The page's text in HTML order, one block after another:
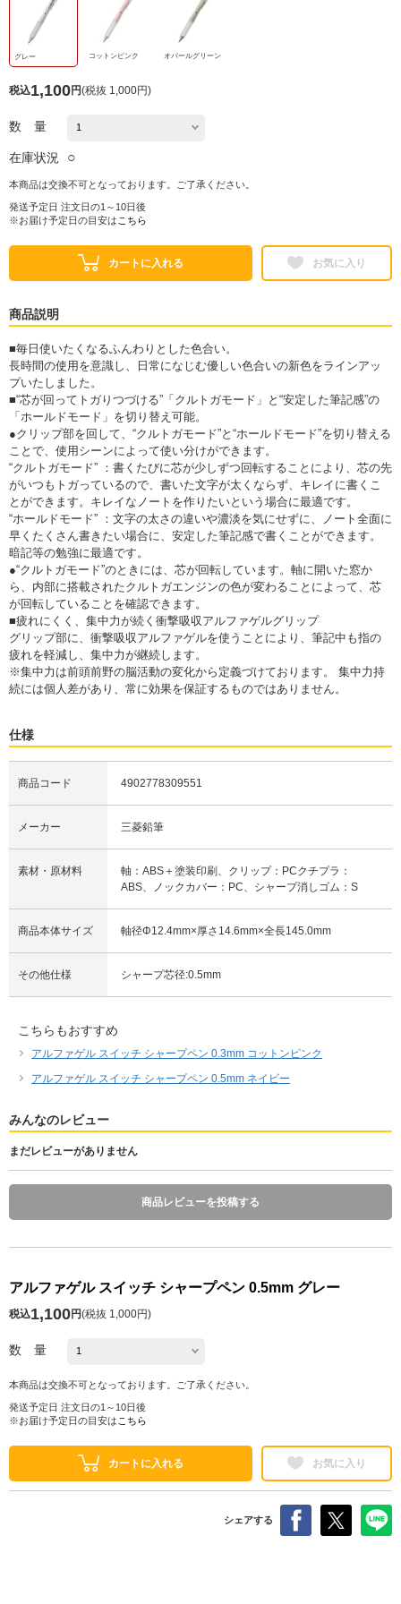
グレー コットンピンク オパールグリーン
税込1,100円(税抜 1,000円)
数 量
在庫状況 ○
本商品は交換不可となっております。ご了承ください。
発送予定日 注文日の1～10日後
※お届け予定日の目安は こちら
カートに入れる お気に入り
商品説明
■毎日使いたくなるふんわりとした色合い。
長時間の使用を意識し、日常になじむ優しい色合いの新色をラインアッ
プいたしました。
■“芯が回ってトガりつづける”「クルトガモード」と“安定した筆記感”の
「ホールドモード」を切り替え可能。
●クリップ部を回して、“クルトガモード”と“ホールドモード”を切り替える
ことで、使用シーンによって使い分けができます。
“クルトガモード” ：書くたびに芯が少しずつ回転することにより、芯の先
がいつもトガっているので、書いた文字が太くならず、キレイに書くこ
とができます。キレイなノートを作りたいという場合に最適です。
“ホールドモード” ：文字の太さの違いや濃淡を気にせずに、ノート全面に
早くたくさん書きたい場合に、安定した筆記感で書くことができます。
暗記等の勉強に最適です。
●“クルトガモード”のときには、芯が回転しています。軸に開いた窓か
ら、内部に搭載されたクルトガエンジンの色が変わることによって、芯
が回転していることを確認できます。
■疲れにくく、集中力が続く衝撃吸収アルファゲルグリップ
グリップ部に、衝撃吸収アルファゲルを使うことにより、筆記中も指の
疲れを軽減し、集中力が継続します。
※集中力は前頭前野の脳活動の変化から定義づけております。 集中力持
続には個人差があり、常に効果を保証するものではありません。
仕様
商品コード 4902778309551
メーカー 三菱鉛筆
素材・原材料
軸：ABS＋塗装印刷、クリップ：PCクチプラ：
ABS、ノックカバー：PC、シャープ消しゴム：S
商品本体サイズ 軸径Φ12.4mm×厚さ14.6mm×全長145.0mm
その他仕様 シャープ芯径:0.5mm
こちらもおすすめ
アルファゲル スイッチ シャープペン 0.3mm コットンピンク
アルファゲル スイッチ シャープペン 0.5mm ネイビー
みんなのレビュー
まだレビューがありません
商品レビューを投稿する
アルファゲル スイッチ シャープペン 0.5mm グレー
税込1,100円(税抜 1,000円)
数 量
本商品は交換不可となっております。ご了承ください。
発送予定日 注文日の1～10日後
※お届け予定日の目安は こちら
カートに入れる お気に入り
シェアする